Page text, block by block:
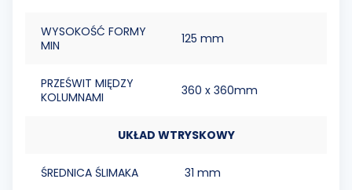
WYSOKOŚĆ FORMY
MIN
125 mm
PRZEŚWIT MIĘDZY
KOLUMNAMI
360 x 360mm
UKŁAD WTRYSKOWY
ŚREDNICA ŚLIMAKA 31 mm